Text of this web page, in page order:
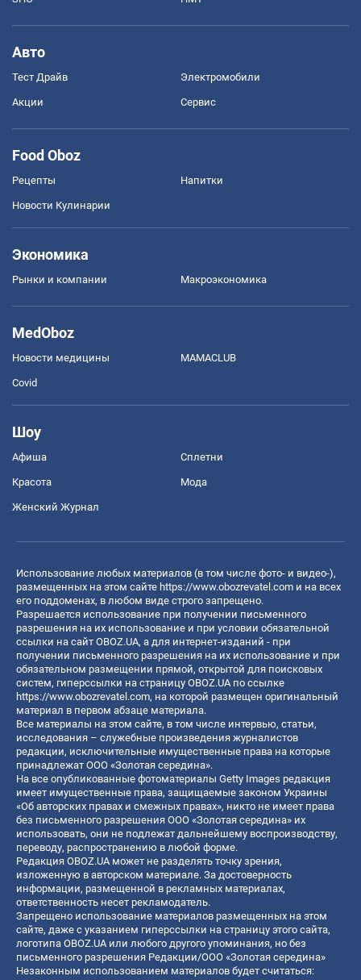
Авто
Тест Драйв Электромобили
Акции Сервис
Food Oboz
Рецепты Напитки
Новости Кулинарии
Экономика
Рынки и компании Mакроэкономика
MedOboz
Новости медицины MAMACLUB
Covid
Шоу
Афиша Сплетни
Красота Мода
Женский Журнал
Использование любых материалов (в том числе фото- и видео-),
размещенных на этом сайте https://www.obozrevatel.com и на всех
его поддоменах, в любом виде строго запрещено.
Разрешается использование при получении письменного
разрешения на их использование и при условии обязательной
ссылки на сайт OBOZ.UA, а для интернет-изданий - при
получении письменного разрешения на их использование и при
обязательном размещении прямой, открытой для поисковых
систем, гиперссылки на страницу OBOZ.UA по ссылке
https://www.obozrevatel.com, на которой размещен оригинальный
материал в первом абзаце материала.
Все материалы на этом сайте, в том числе интервью, статьи,
исследования – служебные произведения журналистов
редакции, исключительные имущественные права на которые
принадлежат ООО «Золотая середина».
На все опубликованные фотоматериалы Getty Images редакция
имеет имущественные права, защищаемые законом Украины
«Об авторских правах и смежных правах», никто не имеет права
без письменного разрешения ООО «Золотая середина» их
использовать, они не подлежат дальнейшему воспроизводству,
переводу, распространению в любой форме.
Редакция OBOZ.UA может не разделять точку зрения,
изложенную в авторском материале. За достоверность
информации, размещенной в рекламных материалах,
ответственность несет рекламодатель.
Запрещено использование материалов размещенных на этом
сайте, даже с указанием гиперссылки на страницу этого сайта,
логотипа OBOZ.UA или любого другого упоминания, но без
письменного разрешения Редакции/ООО «Золотая середина»
Незаконным использованием материалов будет считаться: